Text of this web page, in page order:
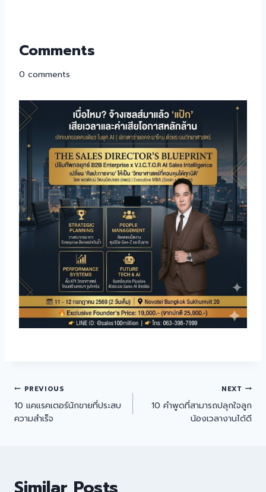
Comments
0 comments
PREVIOUS
10 แคแรคเตอร์นักขายที่ประสบ
ความสำเร็จ
NEXT
10 คำพูดที่สามารถปลุกใจลูก
น้องเวลางานได้ดี